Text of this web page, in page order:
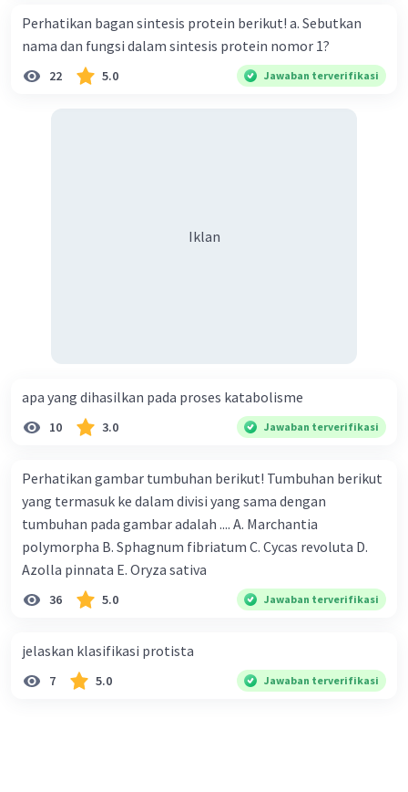
Perhatikan bagan sintesis protein berikut! a. Sebutkan
nama dan fungsi dalam sintesis protein nomor 1?
22 5.0 Jawaban terverifikasi
Iklan
apa yang dihasilkan pada proses katabolisme
10 3.0 Jawaban terverifikasi
Perhatikan gambar tumbuhan berikut! Tumbuhan berikut
yang termasuk ke dalam divisi yang sama dengan
tumbuhan pada gambar adalah .... A. Marchantia
polymorpha B. Sphagnum fibriatum C. Cycas revoluta D.
Azolla pinnata E. Oryza sativa
36 5.0 Jawaban terverifikasi
jelaskan klasifikasi protista
7 5.0 Jawaban terverifikasi